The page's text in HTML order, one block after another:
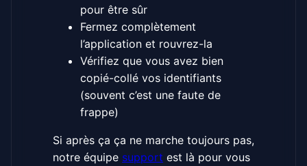
pour être sûr
Fermez complètement
l’application et rouvrez-la
Vérifiez que vous avez bien
copié-collé vos identifiants
(souvent c’est une faute de
frappe)
Si après ça ça ne marche toujours pas,
notre équipe support est là pour vous